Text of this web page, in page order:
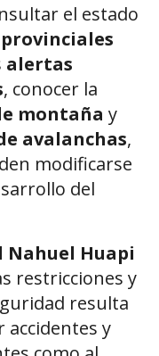
el estado
alertas
, conocer la
montaña y
avalanchas,
modificarse
del
Nahuel Huapi
restricciones y
resulta
y